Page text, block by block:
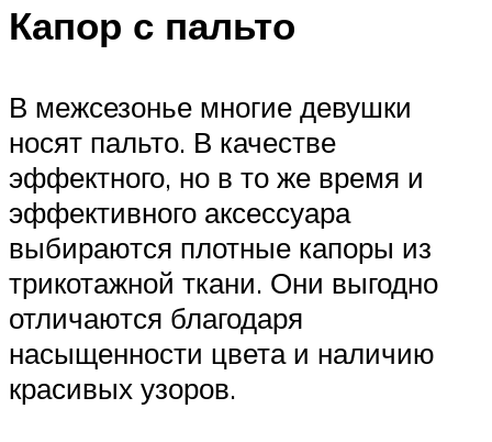
Капор с пальто
В межсезонье многие девушки
носят пальто. В качестве
эффектного, но в то же время и
эффективного аксессуара
выбираются плотные капоры из
трикотажной ткани. Они выгодно
отличаются благодаря
насыщенности цвета и наличию
красивых узоров.